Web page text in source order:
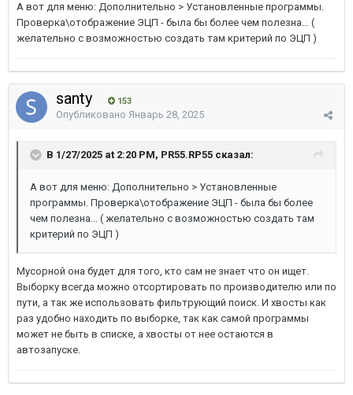
А вот для меню: Дополнительно > Установленные программы.
Проверка\отображение ЭЦП - была бы более чем полезна... (
желательно с возможностью создать там критерий по ЭЦП )
santy 153
Опубликовано Январь 28, 2025
В 1/27/2025 at 2:20 PM, PR55.RP55 сказал:
А вот для меню: Дополнительно > Установленные
программы. Проверка\отображение ЭЦП - была бы более
чем полезна... ( желательно с возможностью создать там
критерий по ЭЦП )
Мусорной она будет для того, кто сам не знает что он ищет.
Выборку всегда можно отсортировать по производителю или по
пути, а так же использовать фильтрующий поиск. И хвосты как
раз удобно находить по выборке, так как самой программы
может не быть в списке, а хвосты от нее остаются в
автозапуске.